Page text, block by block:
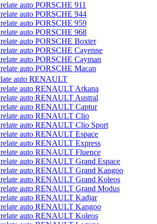
auto PORSCHE 911
auto PORSCHE 944
auto PORSCHE 959
auto PORSCHE 968
auto PORSCHE Boxter
auto PORSCHE Cayenne
auto PORSCHE Cayman
auto PORSCHE Macan
auto RENAULT
auto RENAULT Arkana
auto RENAULT Austral
auto RENAULT Captur
auto RENAULT Clio
auto RENAULT Clio Sport
auto RENAULT Espace
auto RENAULT Express
auto RENAULT Fluence
auto RENAULT Grand Espace
auto RENAULT Grand Kangoo
auto RENAULT Grand Koleos
auto RENAULT Grand Modus
auto RENAULT Kadjar
auto RENAULT Kangoo
auto RENAULT Koleos